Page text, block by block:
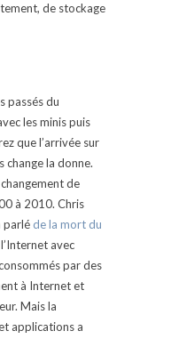
de stockage
passés du
les minis puis
que l’arrivée sur
change la donne.
de
à 2010. Chris
parlé de la mort du
avec
par des
à Internet et
Mais la
applications a